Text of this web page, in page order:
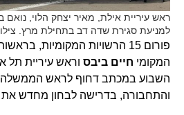
ראש עיריית אילת, מאיר יצחק הלוי, נואם
למניעת סגירת שדה דב בתחילת מרץ. צילום
פורום 15 הרשויות המקומיות,
המקומיחיים ביבסוראש עיריית תל
השבוע במכתב דחוף לראש הממשלה
והתחבורה, בדרישה לבחון מחדש את